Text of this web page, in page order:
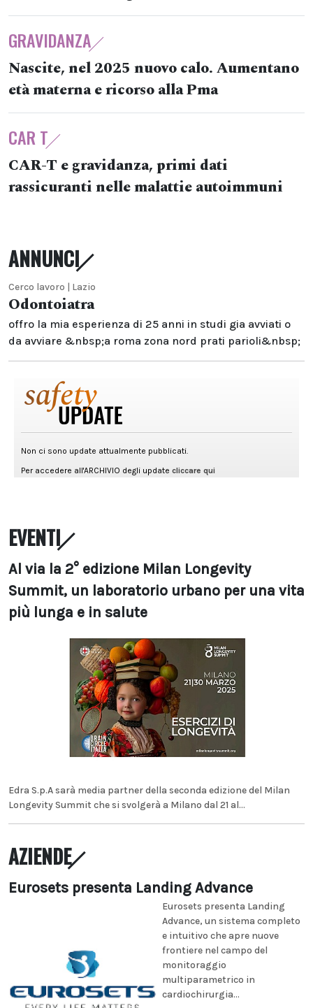
GRAVIDANZA
Nascite, nel 2025 nuovo calo. Aumentano
età materna e ricorso alla Pma
CAR T
CAR-T e gravidanza, primi dati
rassicuranti nelle malattie autoimmuni
ANNUNCI
Cerco lavoro | Lazio
Odontoiatra
offro la mia esperienza di 25 anni in studi gia avviati o
da avviare &nbsp;a roma zona nord prati parioli&nbsp;
EVENTI
Al via la 2° edizione Milan Longevity
Summit, un laboratorio urbano per una vita
più lunga e in salute
Edra S.p.A sarà media partner della seconda edizione del Milan
Longevity Summit che si svolgerà a Milano dal 21 al...
AZIENDE
Eurosets presenta Landing Advance
Eurosets presenta Landing
Advance, un sistema completo
e intuitivo che apre nuove
frontiere nel campo del
monitoraggio
multiparametrico in
cardiochirurgia...